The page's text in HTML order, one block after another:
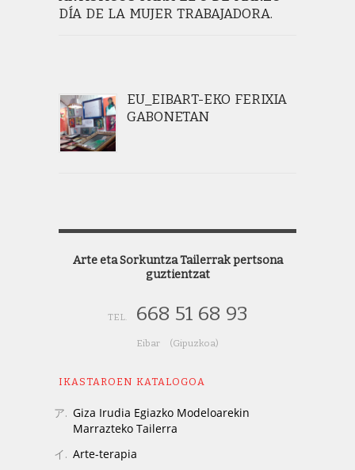
DÍA DE LA MUJER TRABAJADORA.
EU_EIBART-EKO FERIXIA
GABONETAN
Arte eta Sorkuntza Tailerrak pertsona
guztientzat
TEL. 668 51 68 93
Eibar (Gipuzkoa)
IKASTAROEN KATALOGOA
Giza Irudia Egiazko Modeloarekin
Marrazteko Tailerra
Arte-terapia